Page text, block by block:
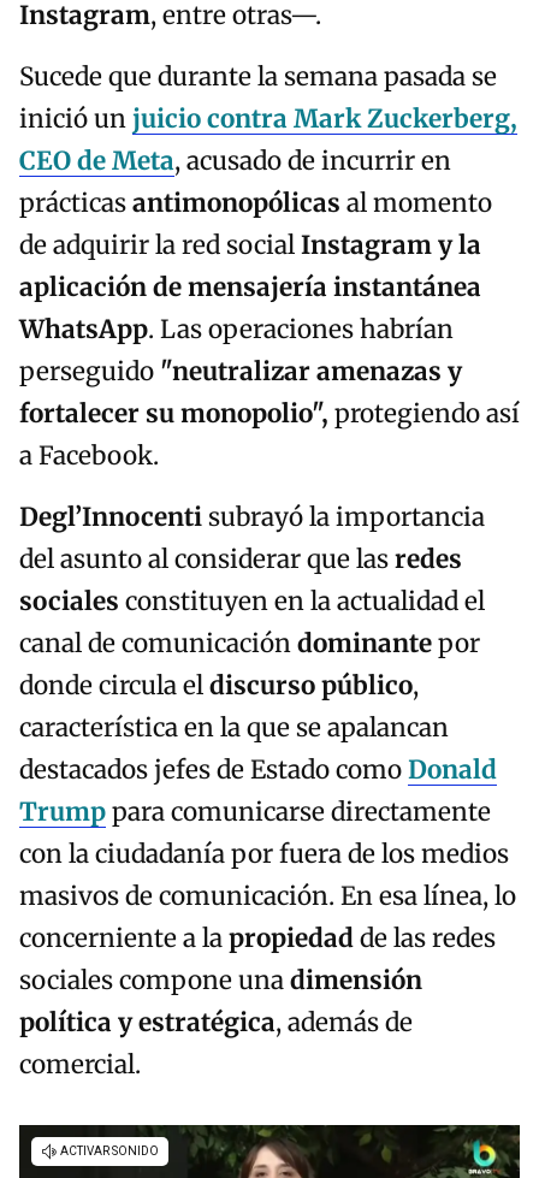
Instagram, entre otras—.
Sucede que durante la semana pasada se
inició unjuicio contra Mark Zuckerberg,
CEO de Meta, acusado de incurrir en
prácticasantimonopólicas al momento
de adquirir la red socialInstagram y la
aplicación de mensajería instantánea
WhatsApp. Las operaciones habrían
perseguido "neutralizar amenazas y
fortalecer su monopolio", protegiendo así
a Facebook.
Degl’Innocenti subrayó la importancia
del asunto al considerar que lasredes
sociales constituyen en la actualidad el
canal de comunicacióndominantepor
donde circula eldiscurso público,
característica en la que se apalancan
destacados jefes de Estado comoDonald
Trumppara comunicarse directamente
con la ciudadanía por fuera de los medios
masivos de comunicación. En esa línea, lo
concerniente a lapropiedadde las redes
sociales compone unadimensión
política y estratégica, además de
comercial.